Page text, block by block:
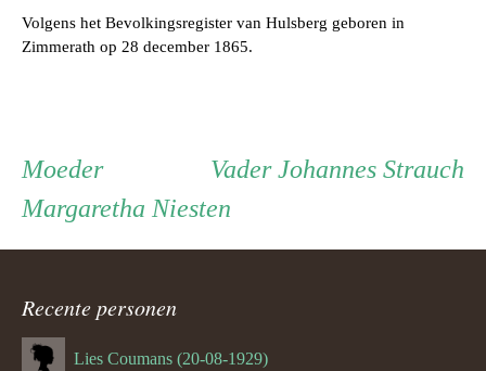
Volgens het Bevolkingsregister van Hulsberg geboren in
Persoon
ouder
navigatie
VaderVader
Johannes Strauch
MoederMoeder
Margaretha Niesten
Recente personen
Lies Coumans (20-08-1929)